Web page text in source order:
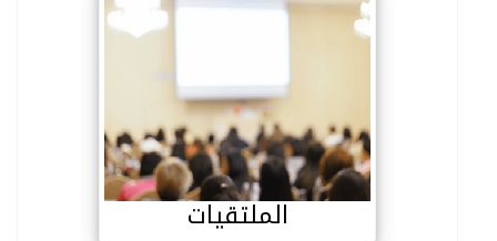
الملتقيات
الملتقيات